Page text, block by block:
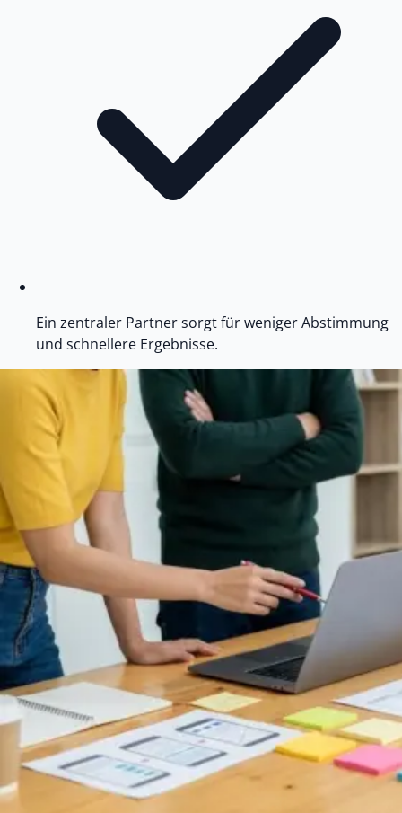
Ein zentraler Partner sorgt für weniger Abstimmung
und schnellere Ergebnisse.